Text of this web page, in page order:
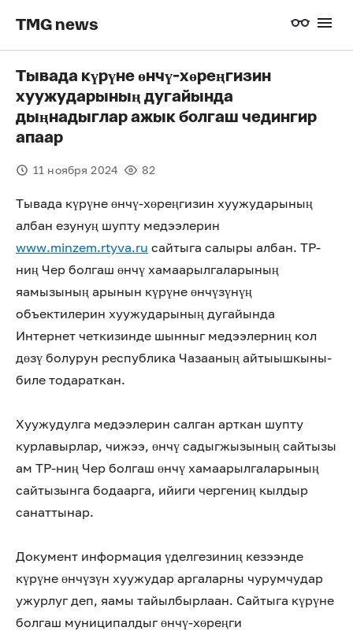
TMG news
Тывада күрүне өнчү-хөреңгизин
хуужударының дугайында
дыңнадыглар ажык болгаш чедингир
апаар
11 ноября 2024 82
Тывада күрүне өнчү-хөреңгизин хуужударының
албан езунуң шупту медээлерин
www.minzem.rtyva.ru сайтыга салыры албан. ТР-
ниң Чер болгаш өнчү хамаарылгаларының
яамызының арынын күрүне өнчүзүнүң
объектилерин хуужударының дугайында
Интернет четкизинде шынныг медээлерниң кол
дөзү болурун республика Чазааның айтыышкыны-
биле тодараткан.
Хуужудулга медээлерин салган арткан шупту
курлавырлар, чижээ, өнчү садыгжызының сайтызы
ам ТР-ниң Чер болгаш өнчү хамаарылгаларының
сайтызынга бодаарга, ийиги чергениң кылдыр
санаттынар.
Документ информация үделгезиниң кезээнде
күрүне өнчүзүн хуужудар аргаларны чурумчудар
ужурлуг деп, яамы тайылбырлаан. Сайтыга күрүне
болгаш муниципалдыг өнчү-хөреңги